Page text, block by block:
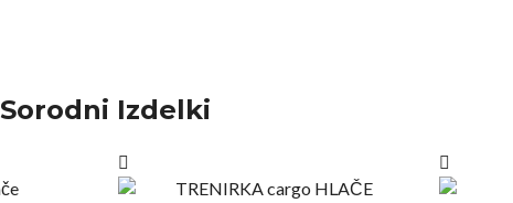
Sorodni Izdelki